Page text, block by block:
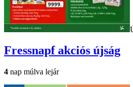
Fressnapfakciós újság
4 nap múlva lejár